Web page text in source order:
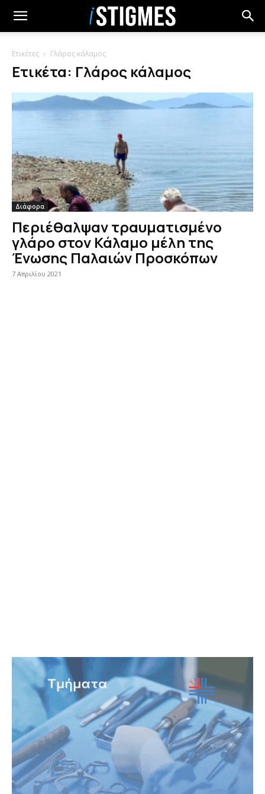
Ετικέτες Γλάρος κάλαμος
Ετικέτα: Γλάρος κάλαμος
Διάφορα
Περιέθαλψαν τραυματισμένο
γλάρο στον Κάλαμο μέλη της
Ένωσης Παλαιών Προσκόπων
7 Απριλίου 2021